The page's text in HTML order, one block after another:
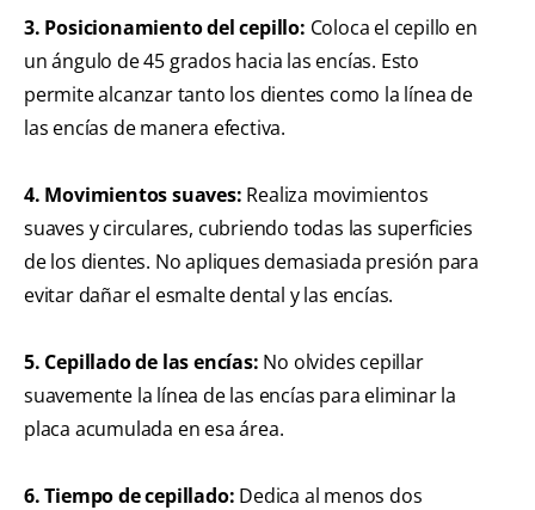
3. Posicionamiento del cepillo: Coloca el cepillo en
un ángulo de 45 grados hacia las encías. Esto
permite alcanzar tanto los dientes como la línea de
las encías de manera efectiva.
4. Movimientos suaves: Realiza movimientos
suaves y circulares, cubriendo todas las superficies
de los dientes. No apliques demasiada presión para
evitar dañar el esmalte dental y las encías.
5. Cepillado de las encías: No olvides cepillar
suavemente la línea de las encías para eliminar la
placa acumulada en esa área.
6. Tiempo de cepillado: Dedica al menos dos